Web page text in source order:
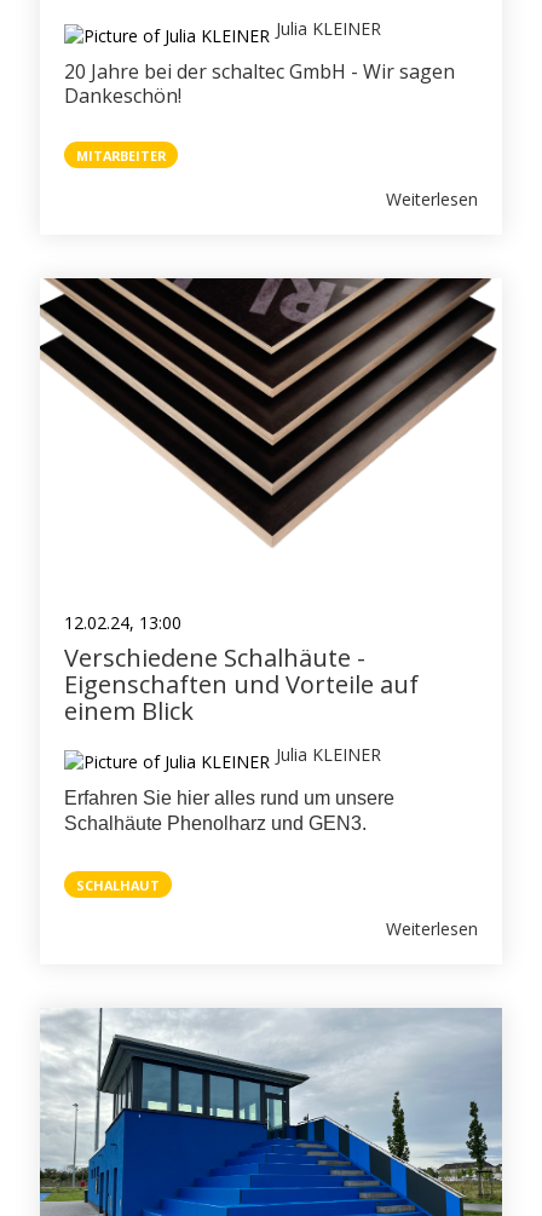
Julia KLEINER
20 Jahre bei der schaltec GmbH - Wir sagen
Dankeschön!
MITARBEITER
Weiterlesen
12.02.24, 13:00
Verschiedene Schalhäute -
Eigenschaften und Vorteile auf
einem Blick
Julia KLEINER
Erfahren Sie hier alles rund um unsere
Schalhäute Phenolharz und GEN3.
SCHALHAUT
Weiterlesen